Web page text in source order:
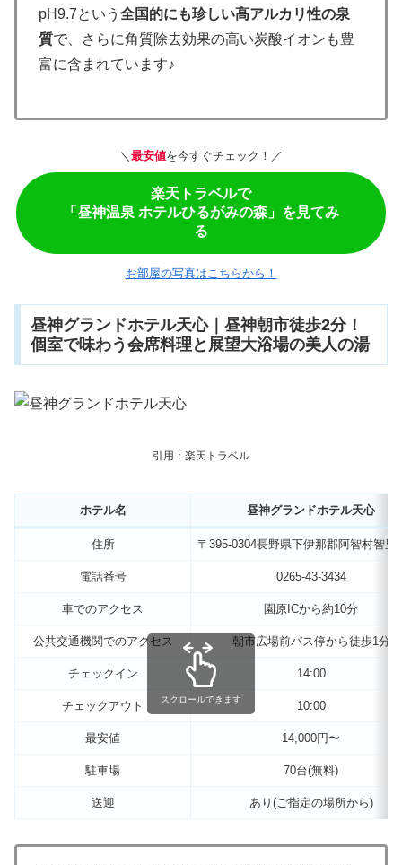
pH9.7という 全国的にも珍しい高アルカリ性の泉
質で、さらに角質除去効果の高い炭酸イオンも豊
富に含まれています♪
＼ 最安値を今すぐチェック！／
楽天トラベルで
「昼神温泉 ホテルひるがみの森」を見てみ
る
お部屋の写真はこちらから！
昼神グランドホテル天心｜昼神朝市徒歩2分！
個室で味わう会席料理と展望大浴場の美人の湯
引用：楽天トラベル
ホテル名 昼神グランドホテル天心
住所 〒395-0304長野県下伊那郡阿智村智里
電話番号 0265-43-3434
車でのアクセス 園原ICから約10分
公共交通機関でのアクセス 朝市広場前バス停から徒歩1分
チェックイン 14:00
チェックアウト 10:00
最安値 14,000円〜
駐車場 70台(無料)
送迎 あり(ご指定の場所から)
スクロールできます